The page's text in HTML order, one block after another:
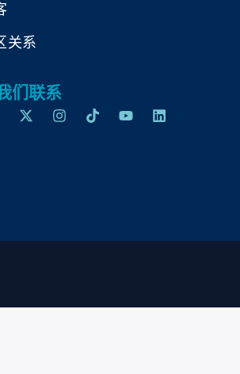
关系
们联系